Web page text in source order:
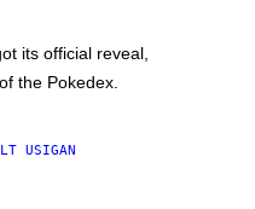
its official reveal,
the Pokedex.
USIGAN